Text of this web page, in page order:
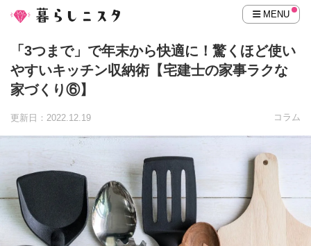
MENU
「3つまで」で年末から快適に！驚くほど使い
やすいキッチン収納術【宅建士の家事ラクな
家づくり⑥】
更新日：2022.12.19 コラム